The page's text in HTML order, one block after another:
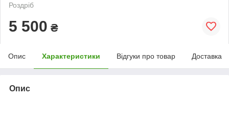
Роздріб
5 500 ₴
Опис Характеристики Відгуки про товар Доставка
Опис